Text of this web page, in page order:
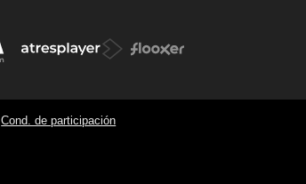
Cond. de participación